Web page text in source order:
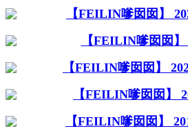
【FEILIN嗲囡囡】
【FEILIN嗲囡囡
【FEILIN嗲囡囡】
【FEILIN嗲囡囡】
【FEILIN嗲囡囡】